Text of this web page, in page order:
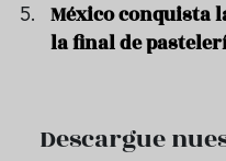
México conquista
la final de
Descargue